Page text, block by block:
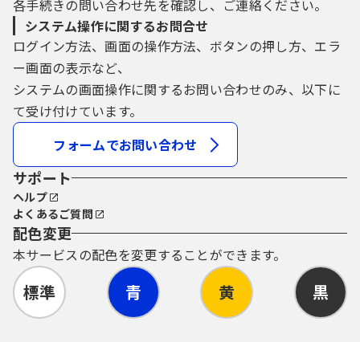
各手続きの問い合わせ先を確認し、ご連絡ください。
システム操作に関するお問合せ
ログイン方法、画面の操作方法、ボタンの押し方、エラ
ー画面の表示など、
システムの画面操作に関するお問い合わせのみ、以下に
て受け付けています。
フォームでお問い合わせ
サポート
ヘルプ
よくあるご質問
配色変更
本サービスの配色を変更することができます。
標準 青 黄 黒